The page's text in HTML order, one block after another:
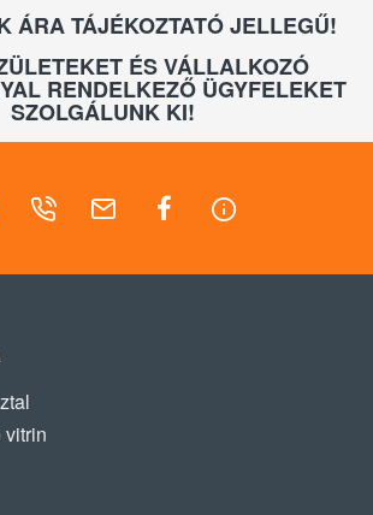
ÁRA TÁJÉKOZTATÓ JELLEGŰ!
ÉS VÁLLALKOZÓ
RENDELKEZŐ ÜGYFELEKET
SZOLGÁLUNK KI!
vitrin